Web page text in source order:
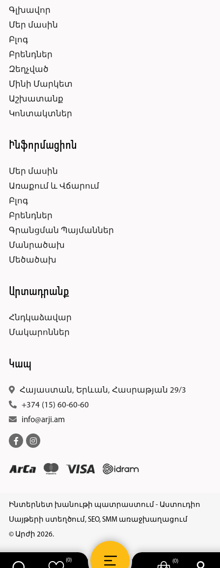
(0) (0)
Գլխավոր
Մեր մասին
Բլոգ
Բրենդներ
Զեղչված
Մինի Մարկետ
Աշխատանք
Կոնտակտներ
Ինֆորմացիոն
Մեր մասին
Առաքում և Վճարում
Բլոգ
Բրենդներ
Գրանցման Պայմաններ
Մանրածախ
Մեծածախ
Արտադրանք
Հնդկաձավար
Մակարոններ
Կապ
Հայաստան, Երևան, Հասրաթյան 29/3
+374 (15) 60-60-60
info@arji.am
© Արժի 2026.
Ինտերնետ խանութի պատրաստում - Աստուդիո
Սայթերի ստեղծում, SEO, SMM առաջխաղացում